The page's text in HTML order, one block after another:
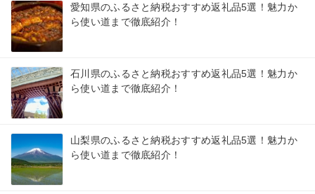
愛知県のふるさと納税おすすめ返礼品5選！魅力か
ら使い道まで徹底紹介！
石川県のふるさと納税おすすめ返礼品5選！魅力か
ら使い道まで徹底紹介！
山梨県のふるさと納税おすすめ返礼品5選！魅力か
ら使い道まで徹底紹介！